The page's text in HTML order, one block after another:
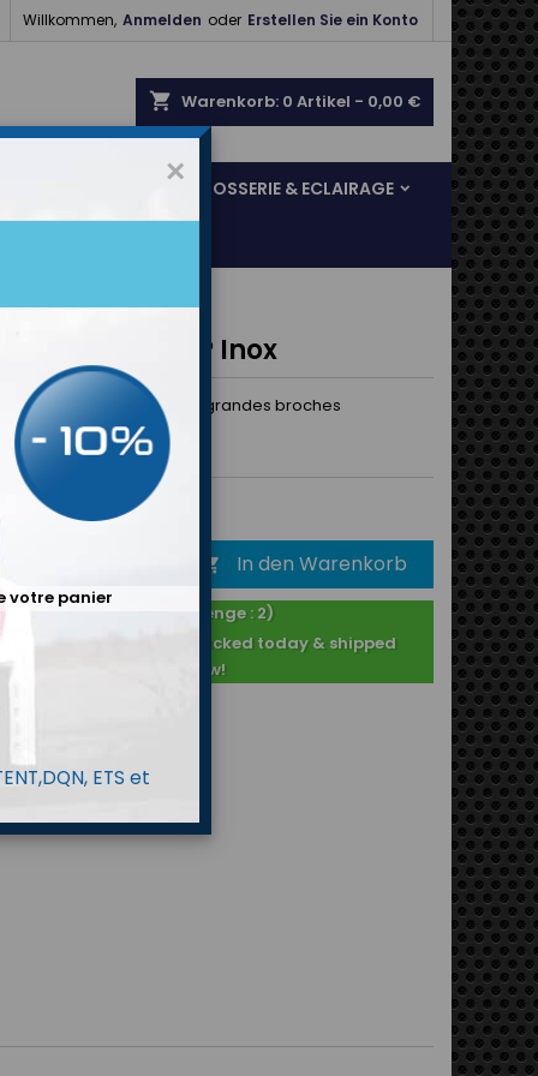
Willkommen, Anmelden oder Erstellen Sie ein Konto
shopping_cart Warenkorb: 0 Artikel - 0,00 €
CARROSSERIE & ECLAIRAGE
capot OMP Inox
acier inoxydable avec grandes broches
€ Bruttopreis
 In den Warenkorb
Auf Lager ! (Menge : 2)
Purchased after 2PM : packed today & shipped
tomorrow!
×
votre panier
ETS et